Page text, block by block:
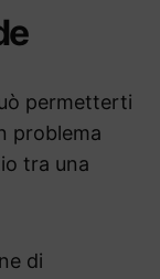
permetterti
problema
tra una
di